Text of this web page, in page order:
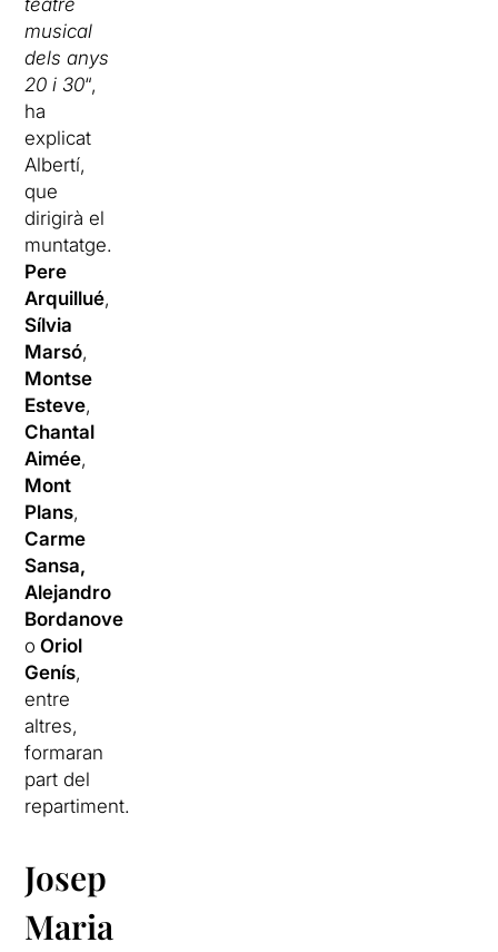
teatre
musical
dels anys
20 i 30“,
ha
explicat
Albertí,
que
dirigirà el
muntatge.
Pere
Arquillué,
Sílvia
Marsó,
Montse
Esteve,
Chantal
Aimée,
Mont
Plans,
Carme
Sansa,
Alejandro
Bordanove
o Oriol
Genís,
entre
altres,
formaran
part del
repartiment.
Josep
Maria